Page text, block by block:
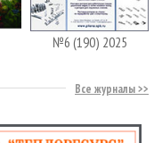
№6 (190) 2025
Все журналы